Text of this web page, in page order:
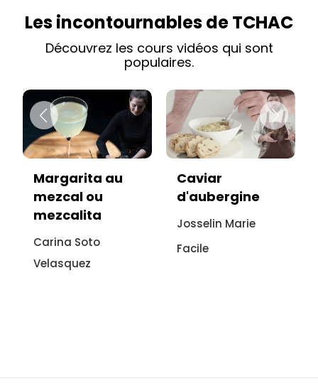
Les incontournables de TCHAC
Découvrez les cours vidéos qui sont
populaires.
Caviar
d'aubergine
Josselin Marie
Facile
Vitello tonnato
sans viande :
recette
italienne à
l'aubergine